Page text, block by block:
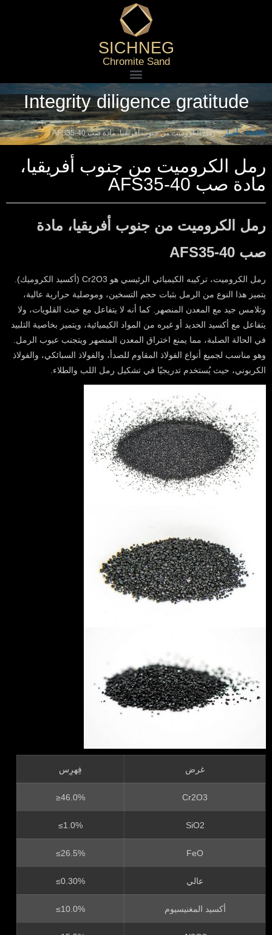
SICHNEG
Chromite Sand
Integrity diligence gratitude
Home
>أخبار>رمل الكروميت من جنوب أفريقيا، مادة صب AFS35-40
رمل الكروميت من جنوب أفريقيا،
مادة صب AFS35-40
رمل الكروميت من جنوب أفريقيا، مادة
صب AFS35-40
رمل الكروميت، تركيبه الكيميائي الرئيسي هو Cr2O3 (أكسيد الكروميك).
يتميز هذا النوع من الرمل بثبات حجم التسخين، وموصلية حرارية عالية،
وتلامس جيد مع المعدن المنصهر. كما أنه لا يتفاعل مع خبث القلويات، ولا
يتفاعل مع أكسيد الحديد أو غيره من المواد الكيميائية، ويتميز بخاصية التلبيد
في الحالة الصلبة، مما يمنع اختراق المعدن المنصهر ويتجنب عيوب الرمل.
وهو مناسب لجميع أنواع الفولاذ المقاوم للصدأ، والفولاذ السبائكي، والفولاذ
الكربوني، حيث يُستخدم تدريجيًا في تشكيل رمل اللب والطلاء.
غرض فِهرِس
Cr2O3
≥46.0%
SiO2
≤1.0%
FeO
≤26.5%
عالي ≤0.30%
أكسيد المغنيسيوم ≤10.0%